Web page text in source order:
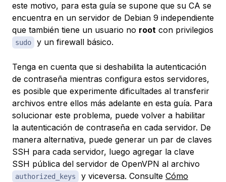
este motivo, para esta guía se supone que su CA se
encuentra en un servidor de Debian 9 independiente
que también tiene un usuario no root con privilegios
sudo y un firewall básico.
Tenga en cuenta que si deshabilita la autenticación
de contraseña mientras configura estos servidores,
es posible que experimente dificultades al transferir
archivos entre ellos más adelante en esta guía. Para
solucionar este problema, puede volver a habilitar
la autenticación de contraseña en cada servidor. De
manera alternativa, puede generar un par de claves
SSH para cada servidor, luego agregar la clave
SSH pública del servidor de OpenVPN al archivo
authorized_keys y viceversa. Consulte Cómo